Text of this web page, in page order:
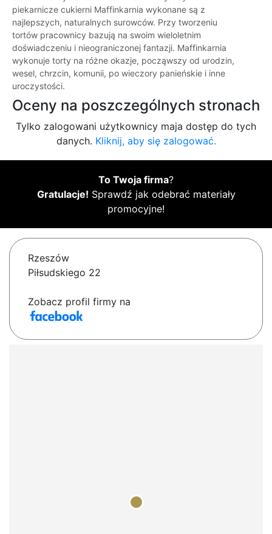
piekarnicze cukierni Maffinkarnia wykonane są z
najlepszych, naturalnych surowców. Przy tworzeniu
tortów pracownicy bazują na swoim wieloletnim
doświadczeniu i nieograniczonej fantazji. Maffinkarnia
wykonuje torty na różne okazje, począwszy od urodzin,
wesel, chrzcin, komunii, po wieczory panieńskie i inne
uroczystości.
Oceny na poszczególnych stronach
Tylko zalogowani użytkownicy maja dostęp do tych
danych. Kliknij, aby się zalogować.
To Twoja firma?
Gratulacje! Sprawdź jak odebrać materiały
promocyjne!
Rzeszów
Piłsudskiego 22
Zobacz profil firmy na